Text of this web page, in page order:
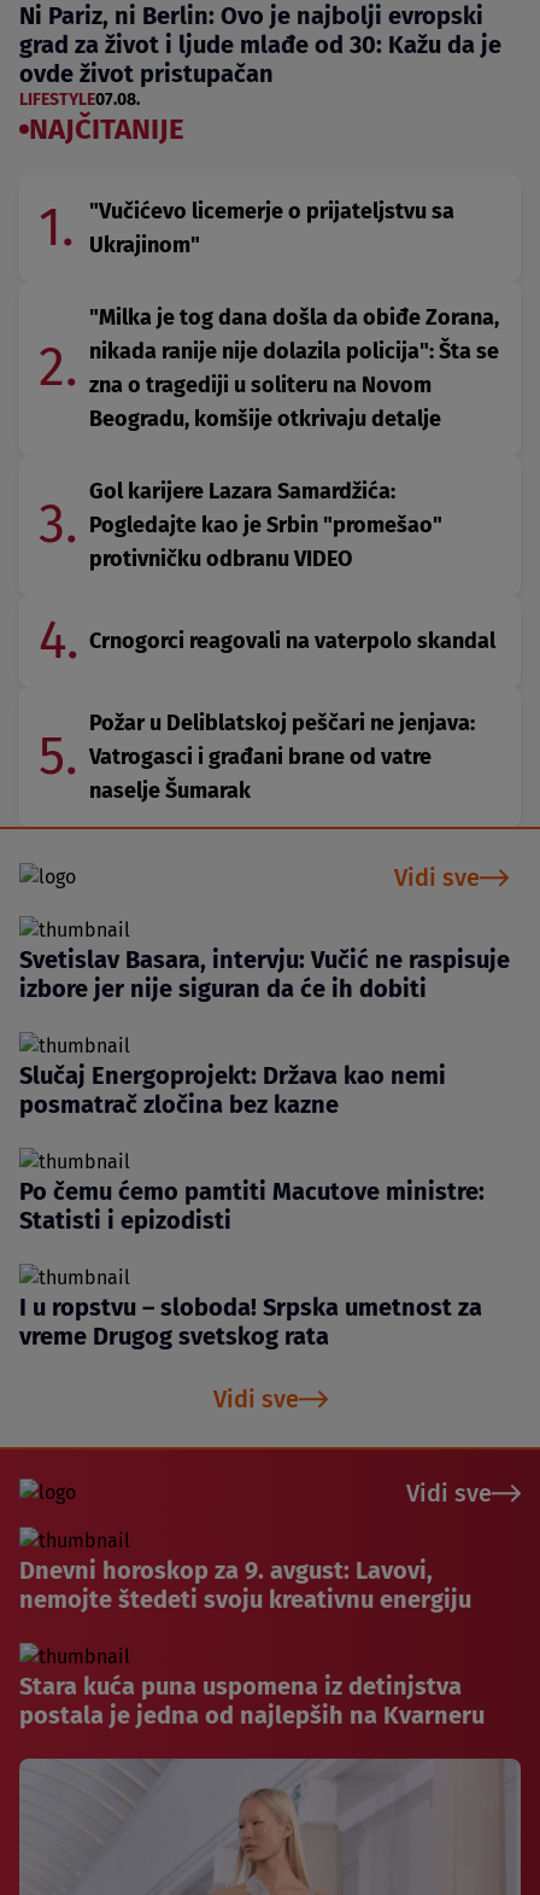
Ni Pariz, ni Berlin: Ovo je najbolji evropski
grad za život i ljude mlađe od 30: Kažu da je
ovde život pristupačan
LIFESTYLE07.08.
NAJČITANIJE
1.
"Vučićevo licemerje o prijateljstvu sa
Ukrajinom"
2.
"Milka je tog dana došla da obiđe Zorana,
nikada ranije nije dolazila policija": Šta se
zna o tragediji u soliteru na Novom
Beogradu, komšije otkrivaju detalje
3.
Gol karijere Lazara Samardžića:
Pogledajte kao je Srbin "promešao"
protivničku odbranu VIDEO
4. Crnogorci reagovali na vaterpolo skandal
5.
Požar u Deliblatskoj peščari ne jenjava:
Vatrogasci i građani brane od vatre
naselje Šumarak
Vidi sve
Svetislav Basara, intervju: Vučić ne raspisuje
izbore jer nije siguran da će ih dobiti
Slučaj Energoprojekt: Država kao nemi
posmatrač zločina bez kazne
Po čemu ćemo pamtiti Macutove ministre:
Statisti i epizodisti
I u ropstvu – sloboda! Srpska umetnost za
vreme Drugog svetskog rata
Vidi sve
Vidi sve
Dnevni horoskop za 9. avgust: Lavovi,
nemojte štedeti svoju kreativnu energiju
Stara kuća puna uspomena iz detinjstva
postala je jedna od najlepših na Kvarneru